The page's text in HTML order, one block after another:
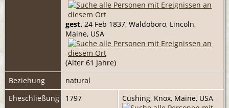
gest. 24 Feb 1837, Waldoboro, Lincoln,
Maine, USA
(Alter 61 Jahre)
Beziehung
natural
Eheschließung
1797 Cushing, Knox, Maine, USA